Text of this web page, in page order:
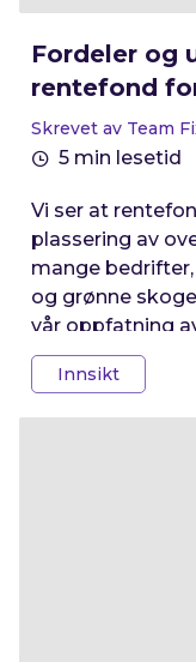
Fordeler og
rentefond
Skrevet av Team
5 min lesetid
Vi ser at
plassering av
mange
og grønne
vår oppfatning
plassere midler i
Fixrate sin
Innsikt